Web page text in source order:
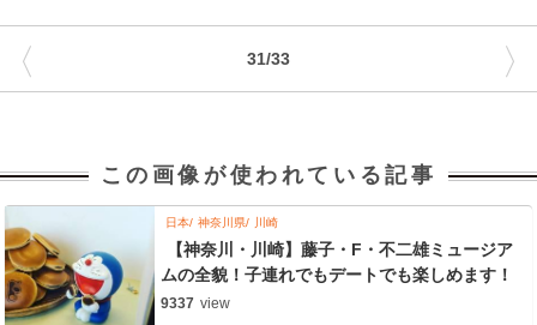
31/33
〈 〉
この画像が使われている記事
日本 神奈川県 川崎
【神奈川・川崎】藤子・F・不二雄ミュージア
ムの全貌！子連れでもデートでも楽しめます！
9337 view